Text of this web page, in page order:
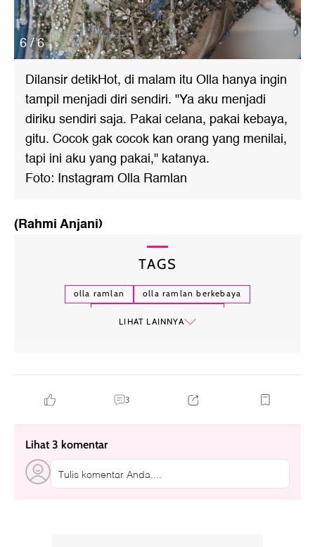
6 / 6
Dilansir detikHot, di malam itu Olla hanya ingin
tampil menjadi diri sendiri. "Ya aku menjadi
diriku sendiri saja. Pakai celana, pakai kebaya,
gitu. Cocok gak cocok kan orang yang menilai,
tapi ini aku yang pakai," katanya.
Foto: Instagram Olla Ramlan
(Rahmi Anjani)
TAGS
olla ramlan
olla ramlan berkebaya
LIHAT LAINNYA
3
Lihat 3 komentar
Tulis komentar Anda....